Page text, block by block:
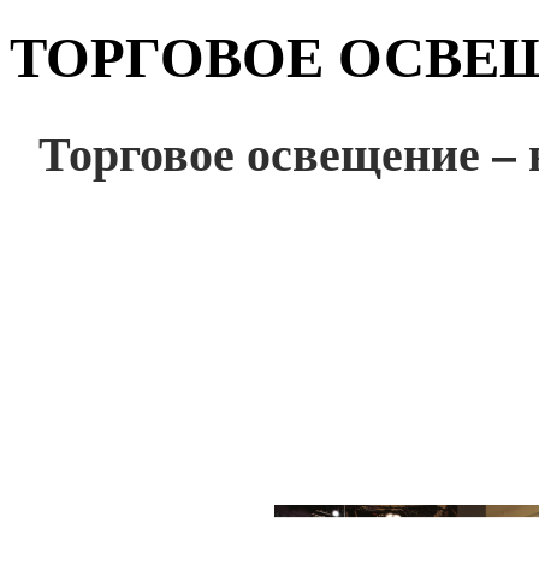
ТОРГОВОЕ
Торговое освещение